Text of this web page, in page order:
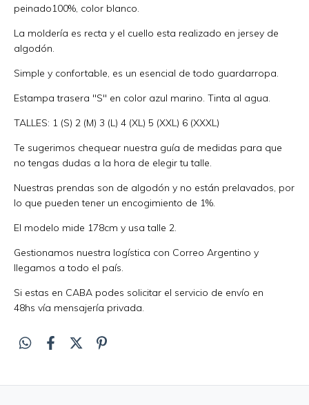
peinado100%, color blanco.
La moldería es recta y el cuello esta realizado en jersey de
algodón.
Simple y confortable, es un esencial de todo guardarropa.
Estampa trasera "S" en color azul marino. Tinta al agua.
TALLES: 1 (S) 2 (M) 3 (L) 4 (XL) 5 (XXL) 6 (XXXL)
Te sugerimos chequear nuestra guía de medidas para que
no tengas dudas a la hora de elegir tu talle.
Nuestras prendas son de algodón y no están prelavados, por
lo que pueden tener un encogimiento de 1%.
El modelo mide 178cm y usa talle 2.
Gestionamos nuestra logística con Correo Argentino y
llegamos a todo el país.
Si estas en CABA podes solicitar el servicio de envío en
48hs vía mensajería privada.